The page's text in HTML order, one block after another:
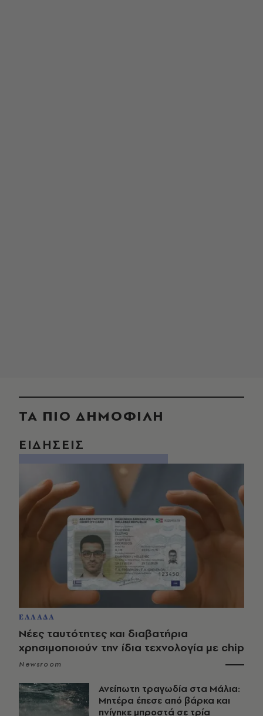
ΤΑ ΠΙΟ ΔΗΜΟΦΙΛΗ
ΕΙΔΗΣΕΙΣ
ΕΛΛΑΔΑ
Νέες ταυτότητες και διαβατήρια
χρησιμοποιούν την ίδια τεχνολογία με chip
Newsroom
Ανείπωτη τραγωδία στα Μάλια:
Μητέρα έπεσε από βάρκα και
πνίγηκε μπροστά σε τρία